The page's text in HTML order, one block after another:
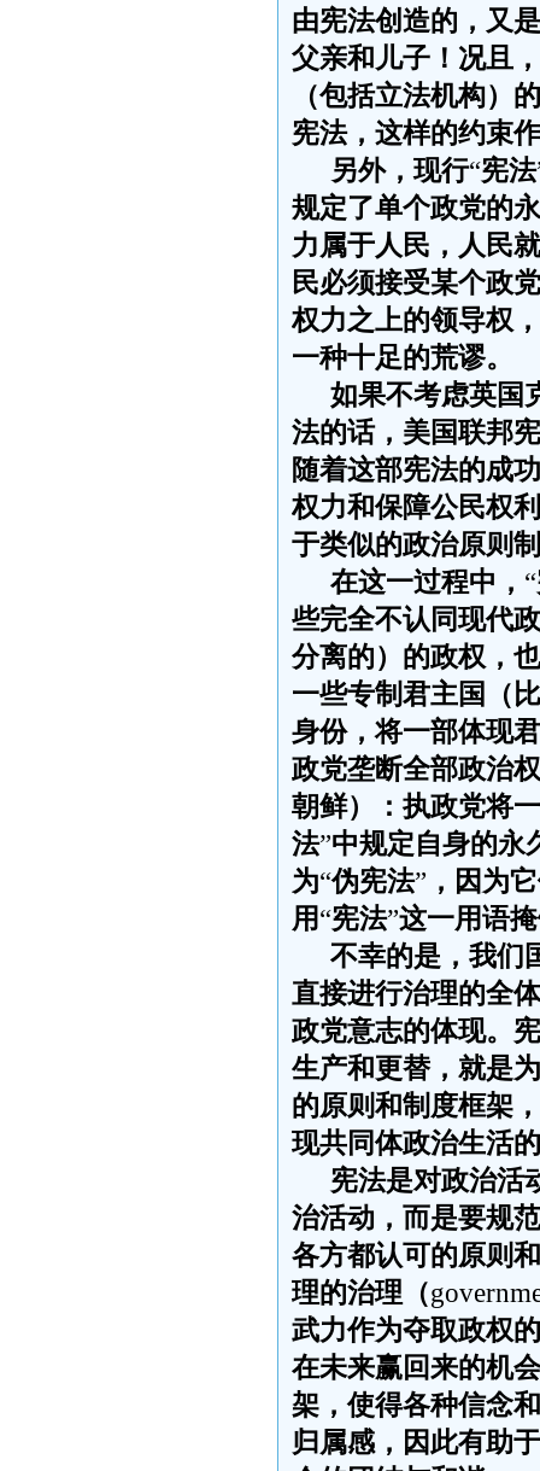
由宪法创造的，又
父亲和儿子！况且
（包括立法机构）
宪法，这样的约束
另外，现行“宪法
规定了单个政党的
力属于人民，人民
民必须接受某个政
权力之上的领导权
一种十足的荒谬。
如果不考虑英国
法的话，美国联邦
随着这部宪法的成
权力和保障公民权
于类似的政治原则
在这一过程中， “
些完全不认同现代
分离的）的政权，
一些专制君主国（
身份，将一部体现
政党垄断全部政治
朝鲜）：执政党将
法”中规定自身的永
为“伪宪法” ，因为
用 “宪法”这一用语
不幸的是，我们
直接进行治理的全
政党意志的体现。
生产和更替，就是
的原则和制度框架
现共同体政治生活
宪法是对政治活
治活动，而是要规
各方都认可的原则
理的治理（
武力作为夺取政权
在未来赢回来的机
架，使得各种信念
归属感，因此有助